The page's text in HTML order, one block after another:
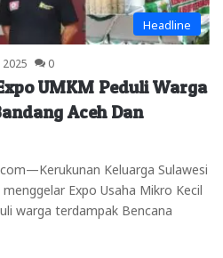
Headline
0
UMKM Peduli Warga
Aceh Dan
Keluarga Sulawesi
Expo Usaha Mikro Kecil
warga terdampak Bencana